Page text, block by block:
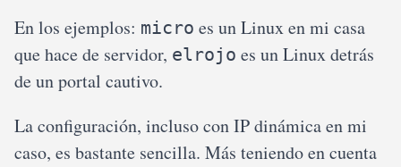
En los ejemplos: micro es un Linux en mi casa
que hace de servidor, elrojo es un Linux detrás
de un portal cautivo.
La configuración, incluso con IP dinámica en mi
caso, es bastante sencilla. Más teniendo en cuenta